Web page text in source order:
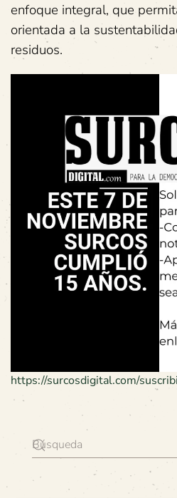
enfoque integral, que
orientada a la
residuos.
https://surcosdigital.com/